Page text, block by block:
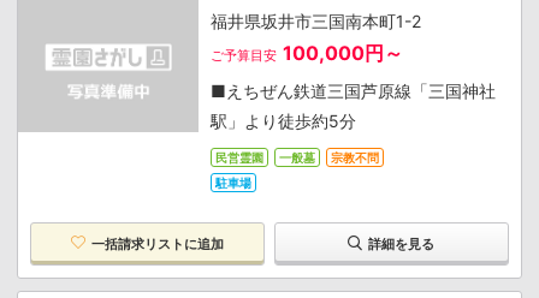
福井県坂井市三国南本町1-2
ご予算目安 100,000円～
■えちぜん鉄道三国芦原線「三国神社
駅」より徒歩約5分
民営霊園 一般墓
宗教不問
駐車場
一括請求リストに追加 詳細を見る